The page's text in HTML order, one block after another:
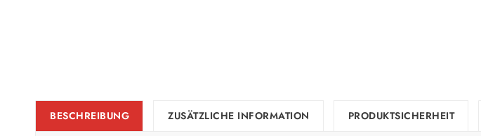
BESCHREIBUNG ZUSÄTZLICHE INFORMATION PRODUKTSICHERHEIT